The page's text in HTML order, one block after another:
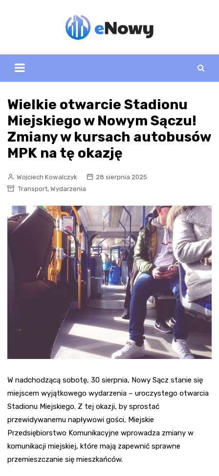
Wielkie otwarcie Stadionu
Miejskiego w Nowym Sączu!
Zmiany w kursach autobusów
MPK na tę okazję
Wojciech Kowalczyk
28 sierpnia 2025
Transport, Wydarzenia
W nadchodzącą sobotę, 30 sierpnia, Nowy Sącz stanie się
miejscem wyjątkowego wydarzenia – uroczystego otwarcia
Stadionu Miejskiego. Z tej okazji, by sprostać
przewidywanemu napływowi gości, Miejskie
Przedsiębiorstwo Komunikacyjne wprowadza zmiany w
komunikacji miejskiej, które mają zapewnić sprawne
przemieszczanie się mieszkańców.